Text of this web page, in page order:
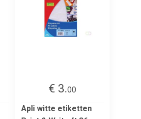
€ 3.00
Apli witte etiketten